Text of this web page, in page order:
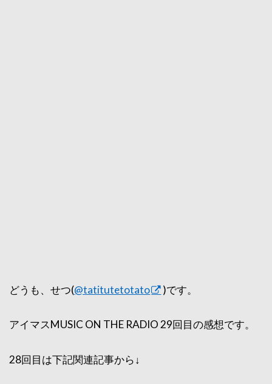
どうも、せつ(@tatitutetotato )です。
アイマスMUSIC ON THE RADIO 29回目の感想です。
28回目は下記関連記事から↓